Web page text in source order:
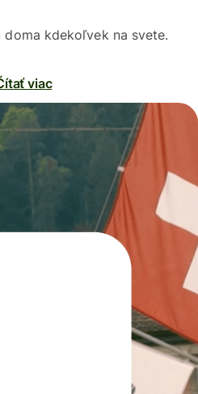
doma kdekoľvek na svete.
viac